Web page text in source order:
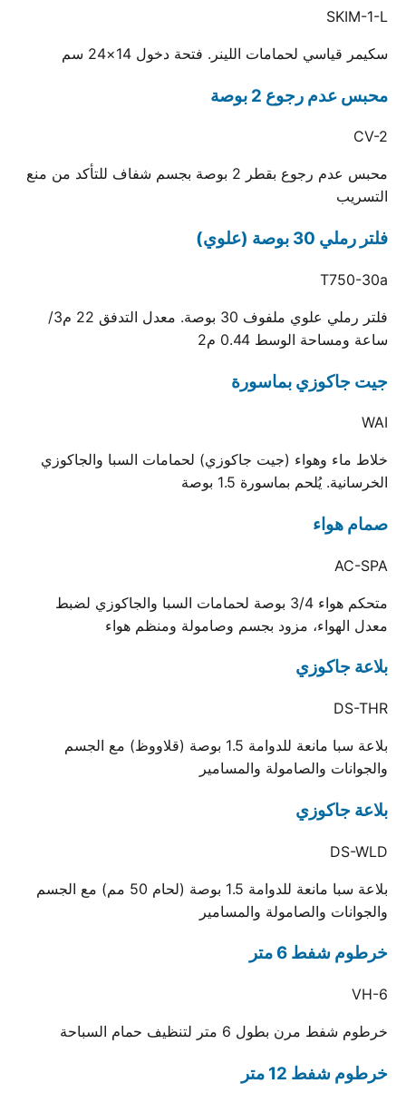
SKIM-1-L
سكيمر قياسي لحمامات اللينر. فتحة دخول 14×24 سم
محبس عدم رجوع 2 بوصة
CV-2
محبس عدم رجوع بقطر 2 بوصة بجسم شفاف للتأكد من منع
التسريب
فلتر رملي 30 بوصة (علوي)
T750-30a
فلتر رملي علوي ملفوف 30 بوصة. معدل التدفق 22 م3/
ساعة ومساحة الوسط 0.44 م2
جيت جاكوزي بماسورة
WAI
خلاط ماء وهواء (جيت جاكوزي) لحمامات السبا والجاكوزي
الخرسانية. يُلحم بماسورة 1.5 بوصة
صمام هواء
AC-SPA
متحكم هواء 3/4 بوصة لحمامات السبا والجاكوزي لضبط
معدل الهواء، مزود بجسم وصامولة ومنظم هواء
بلاعة جاكوزي
DS-THR
بلاعة سبا مانعة للدوامة 1.5 بوصة (قلاووظ) مع الجسم
والجوانات والصامولة والمسامير
بلاعة جاكوزي
DS-WLD
بلاعة سبا مانعة للدوامة 1.5 بوصة (لحام 50 مم) مع الجسم
والجوانات والصامولة والمسامير
خرطوم شفط 6 متر
VH-6
خرطوم شفط مرن بطول 6 متر لتنظيف حمام السباحة
خرطوم شفط 12 متر